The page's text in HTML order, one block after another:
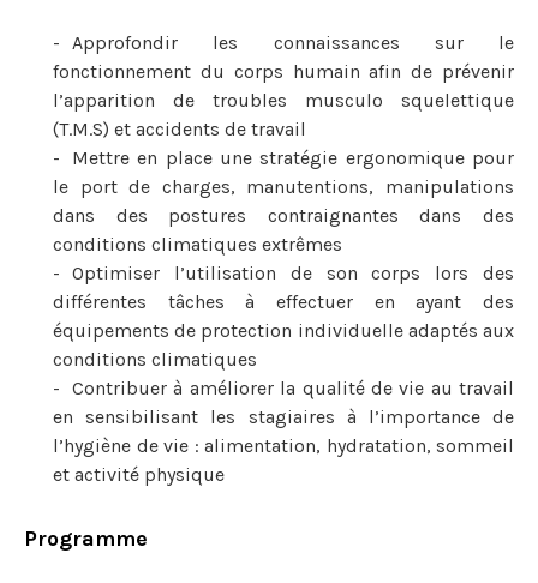
Approfondir les connaissances sur le
fonctionnement du corps humain afin de prévenir
l’apparition de troubles musculo squelettique
(T.M.S) et accidents de travail
Mettre en place une stratégie ergonomique pour
le port de charges, manutentions, manipulations
dans des postures contraignantes dans des
conditions climatiques extrêmes
Optimiser l’utilisation de son corps lors des
différentes tâches à effectuer en ayant des
équipements de protection individuelle adaptés aux
conditions climatiques
Contribuer à améliorer la qualité de vie au travail
en sensibilisant les stagiaires à l’importance de
l’hygiène de vie : alimentation, hydratation, sommeil
et activité physique
Programme